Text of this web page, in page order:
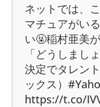
ネットでは、
マチュアがい
い🤬稲村亜美
「どうしま
決定でタレン
ックス）
https://t.co/